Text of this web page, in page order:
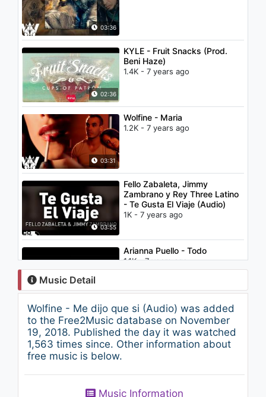
03:36
02:36
KYLE - Fruit Snacks (Prod.
Beni Haze)
1.4K - 7 years ago
03:31
Wolfine - Maria
1.2K - 7 years ago
03:55
Fello Zabaleta, Jimmy
Zambrano y Rey Three Latino
- Te Gusta El Viaje (Audio)
1K - 7 years ago
03:54
Arianna Puello - Todo
1.1K - 7 years ago
02:50
Wolfine - Ella Me Dice (Audio)
1K - 7 years ago
1K - 7 years ago
Music Detail
Wolfine - Me dijo que si (Audio) was added
to the Free2Music database on November
19, 2018. Published the day it was watched
1,563 times since. Other information about
free music is below.
Music Information